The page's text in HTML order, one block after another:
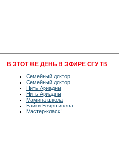
В ЭТОТ ЖЕ ДЕНЬ В ЭФИРЕ СГУ ТВ
Семейный доктор
Семейный доктор
Нить Ариадны
Нить Ариадны
Мамина школа
Байки Бояршинова
Мастер-класс!